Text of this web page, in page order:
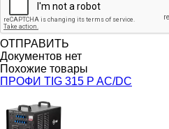
ОТПРАВИТЬ
Документов нет
Похожие товары
ПРОФИ TIG 315 P AC/DC